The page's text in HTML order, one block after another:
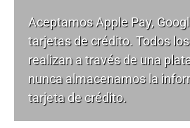
Aceptamos Apple Pay,
tarjetas de crédito. Todos
realizan a través de una
nunca almacenamos la
tarjeta de crédito.